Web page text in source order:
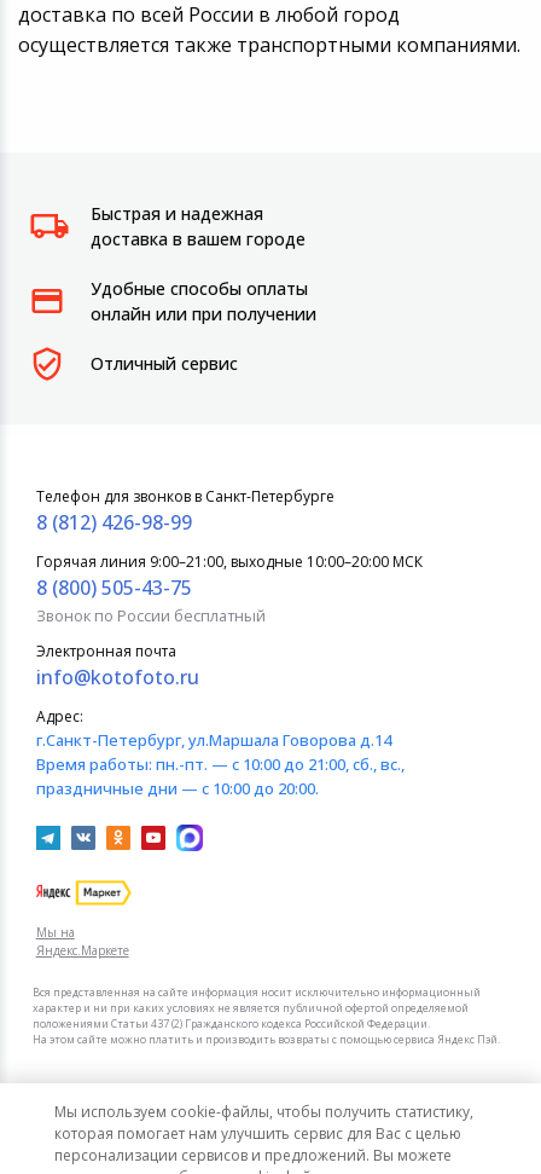
доставка по всей России в любой город
осуществляется также транспортными компаниями.
Быстрая и надежная
доставка в вашем городе
Удобные способы оплаты
онлайн или при получении
Отличный сервис
Мы используем cookie-файлы, чтобы получить статистику,
которая помогает нам улучшить сервис для Вас с целью
персонализации сервисов и предложений. Вы можете
Мы на
Яндекс.Маркете
Телефон для звонков в Санкт-Петербурге
8 (812) 426-98-99
Горячая линия 9:00–21:00, выходные 10:00–20:00 МСК
8 (800) 505-43-75
Звонок по России бесплатный
Электронная почта
info@kotofoto.ru
Адрес:
г.Санкт-Петербург, ул.Маршала Говорова д.14
Время работы: пн.-пт. — с 10:00 до 21:00, сб., вс.,
праздничные дни — с 10:00 до 20:00.
Вся представленная на сайте информация носит исключительно информационный
характер и ни при каких условиях не является публичной офертой определяемой
положениями Статьи 437 (2) Гражданского кодекса Российской Федерации.
На этом сайте можно платить и производить возвраты с помощью сервиса Яндекс Пэй.
Мы в других городах
Санкт-Петербург
Москва